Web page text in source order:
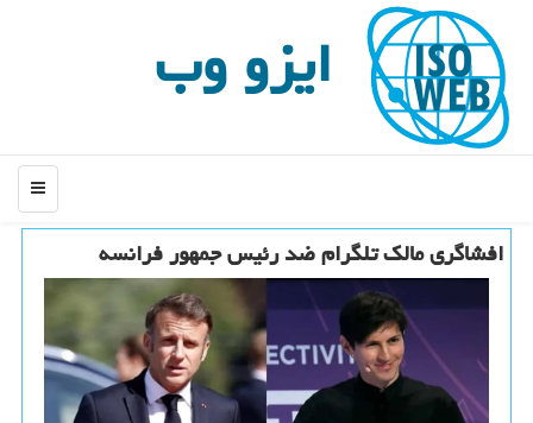
ایزو وب
منو
افشاگری مالک تلگرام ضد رئیس جمهور فرانسه